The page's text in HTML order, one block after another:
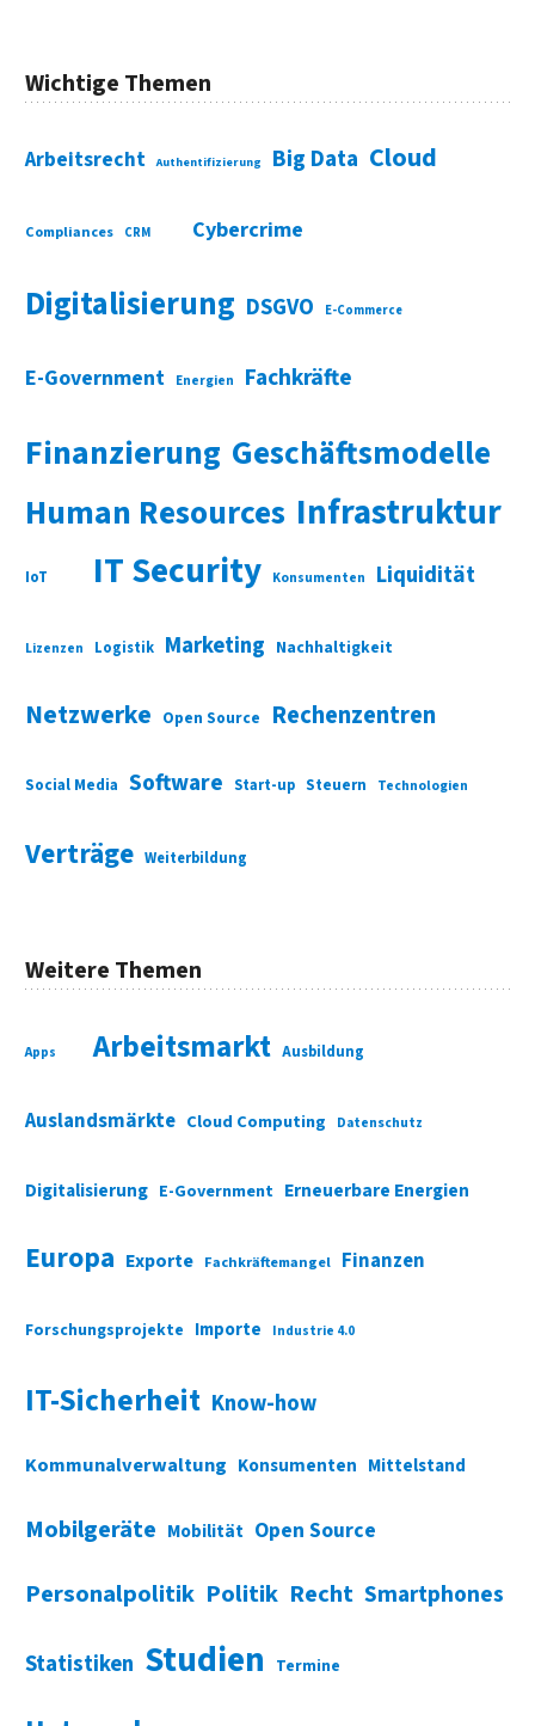
Wichtige Themen
Arbeitsrecht Authentifizierung Big Data Cloud
Compliances CRM Cybercrime
Digitalisierung DSGVO E-Commerce
E-Government Energien Fachkräfte
Finanzierung Geschäftsmodelle
Human Resources Infrastruktur
IoT IT Security Konsumenten Liquidität
Lizenzen Logistik Marketing Nachhaltigkeit
Netzwerke Open Source Rechenzentren
Social Media Software Start-up Steuern Technologien
Verträge Weiterbildung
Weitere Themen
Apps Arbeitsmarkt Ausbildung
Auslandsmärkte Cloud Computing Datenschutz
Digitalisierung E-Government Erneuerbare Energien
Europa Exporte Fachkräftemangel Finanzen
Forschungsprojekte Importe Industrie 4.0
IT-Sicherheit Know-how
Kommunalverwaltung Konsumenten Mittelstand
Mobilgeräte Mobilität Open Source
Personalpolitik Politik Recht Smartphones
Statistiken Studien Termine